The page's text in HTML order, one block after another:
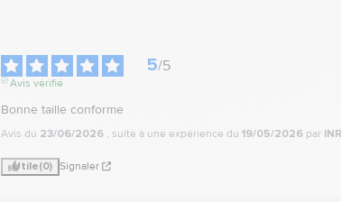
5/5
Avis vérifié
Bonne taille conforme
Avis du 23/06/2026 , suite à une expérience du 19/05/2026 par
Utile(0) Signaler